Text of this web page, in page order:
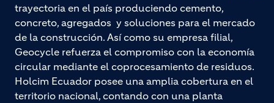
trayectoria en el país produciendo cemento,
concreto, agregados y soluciones para el mercado
de la construcción. Así como su empresa filial,
Geocycle refuerza el compromiso con la economía
circular mediante el coprocesamiento de residuos.
Holcim Ecuador posee una amplia cobertura en el
territorio nacional, contando con una planta